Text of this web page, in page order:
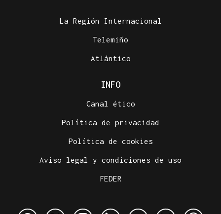
La Región Internacional
Telemiño
Atlántico
INFO
Canal ético
Política de privacidad
Política de cookies
Aviso legal y condiciones de uso
FEDER